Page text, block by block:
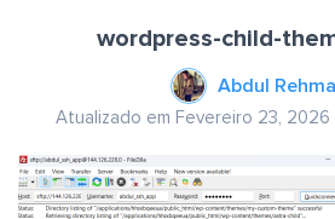
wordpress-child-
Abdul
Atualizado em Fevereiro 23, 2026